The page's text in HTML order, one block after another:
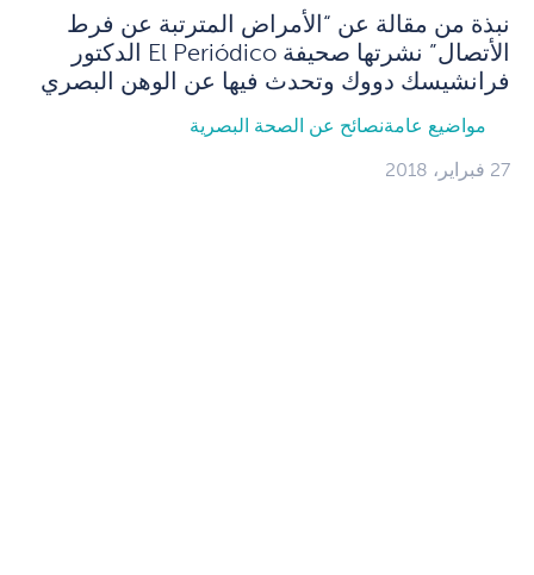
نبذة من مقالة عن “الأمراض المترتبة عن فرط
الأتصال” نشرتها صحيفة El Periódico الدكتور
فرانشيسك دووك وتحدث فيها عن الوهن البصري
مواضيع عامةنصائح عن الصحة البصرية
27 فبراير، 2018